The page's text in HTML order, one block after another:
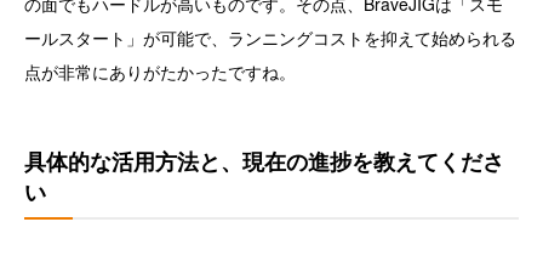
ールスタート」が可能で、ランニングコストを抑えて始められる
点が非常にありがたかったですね。
具体的な活用方法と、現在の進捗を教えてくださ
い